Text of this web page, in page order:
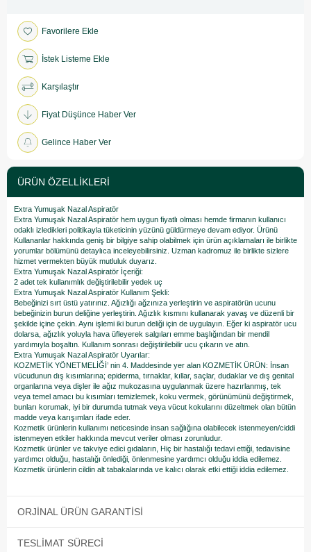
Favorilere Ekle
İstek Listeme Ekle
Karşılaştır
Fiyat Düşünce Haber Ver
Gelince Haber Ver
ÜRÜN ÖZELLIKLERI
Extra Yumuşak Nazal Aspiratör
Extra Yumuşak Nazal Aspiratör hem uygun fiyatlı olması hemde firmanın kullanıcı
odaklı izledikleri politikayla tüketicinin yüzünü güldürmeye devam ediyor. Ürünü
Kullananlar hakkında geniş bir bilgiye sahip olabilmek için ürün açıklamaları ile birlikte
yorumlar bölümünü detaylıca inceleyebilirsiniz. Uzman kadromuz ile birlikte sizlere
hizmet vermekten büyük mutluluk duyarız.
Extra Yumuşak Nazal Aspiratör İçeriği:
2 adet tek kullanımlık değiştirilebilir yedek uç
Extra Yumuşak Nazal Aspiratör Kullanım Şekli:
Bebeğinizi sırt üstü yatırınız. Ağızlığı ağzınıza yerleştirin ve aspiratörün ucunu
bebeğinizin burun deliğine yerleştirin. Ağızlık kısmını kullanarak yavaş ve düzenli bir
şekilde içine çekin. Aynı işlemi iki burun deliği için de uygulayın. Eğer ki aspiratör ucu
dolarsa, ağızlık yoluyla hava üfleyerek salgıları emme başlığından bir mendil
yardımıyla boşaltın. Kullanım sonrası değiştirilebilir ucu çıkarın ve atın.
Extra Yumuşak Nazal Aspiratör Uyarılar:
KOZMETİK YÖNETMELİĞİ’ nin 4. Maddesinde yer alan KOZMETİK ÜRÜN: İnsan
vücudunun dış kısımlarına; epiderma, tırnaklar, kıllar, saçlar, dudaklar ve dış genital
organlarına veya dişler ile ağız mukozasına uygulanmak üzere hazırlanmış, tek
veya temel amacı bu kısımları temizlemek, koku vermek, görünümünü değiştirmek,
bunları korumak, iyi bir durumda tutmak veya vücut kokularını düzeltmek olan bütün
madde veya karışımları ifade eder.
Kozmetik ürünlerin kullanımı neticesinde insan sağlığına olabilecek istenmeyen/ciddi
istenmeyen etkiler hakkında mevcut veriler olması zorunludur.
Kozmetik ürünler ve takviye edici gıdaların, Hiç bir hastalığı tedavi ettiği, tedavisine
yardımcı olduğu, hastalığı önlediği, önlenmesine yardımcı olduğu iddia edilemez.
Kozmetik ürünlerin cildin alt tabakalarında ve kalıcı olarak etki ettiği iddia edilemez.
ORJINAL ÜRÜN GARANTISI
TESLIMAT SÜRECI